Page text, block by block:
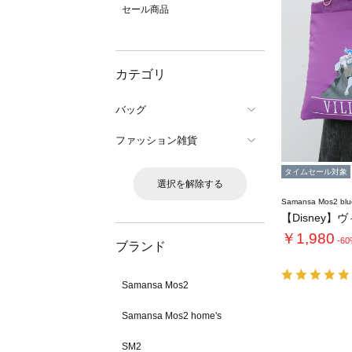
セール商品
カテゴリ
バッグ
ファッション雑貨
選択を解除する
ブランド
Samansa Mos2
Samansa Mos2 home's
SM2
タイムセール対象
Samansa Mos2
￥1,980 -